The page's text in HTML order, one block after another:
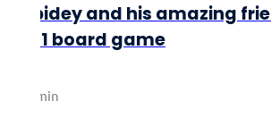
Spidey and his amazing
in 1 board game
10min